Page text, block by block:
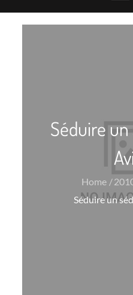
Séduire
Home
Séduire un